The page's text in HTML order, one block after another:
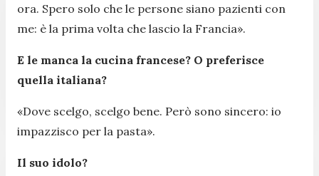
ora. Spero solo che le persone siano pazienti con
me: è la prima volta che lascio la Francia».
E le manca la cucina francese? O preferisce
quella italiana?
«Dove scelgo, scelgo bene. Però sono sincero: io
impazzisco per la pasta».
Il suo idolo?